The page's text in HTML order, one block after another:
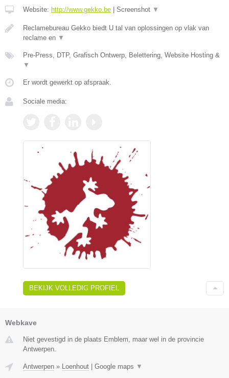
Website: http://www.gekko.be Screenshot ▼
Reclamebureau Gekko biedt U tal van oplossingen op vlak van
reclame en ▼
Pre-Press, DTP, Grafisch Ontwerp, Belettering, Website Hosting &
▼
Er wordt gewerkt op afspraak.
Sociale media:
BEKIJK VOLLEDIG PROFIEL
Webkave
Niet gevestigd in de plaats Emblem, maar wel in de provincie
Antwerpen.
Antwerpen » Loenhout Google maps ▼